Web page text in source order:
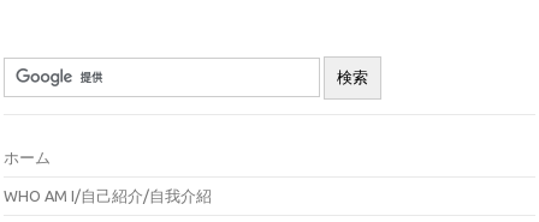
ホーム
WHO AM I/自己紹介/自我介紹